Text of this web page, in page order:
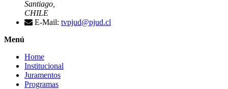
Santiago,
CHILE
E-Mail: tvpjud@pjud.cl
Menú
Home
Institucional
Juramentos
Programas